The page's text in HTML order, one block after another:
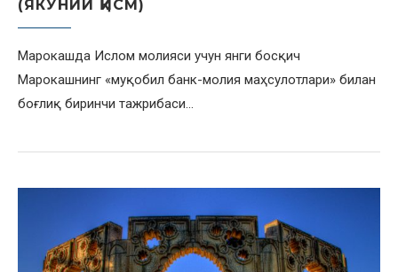
(ЯКУНИЙ ҚИСМ)
Марокашда Ислом молияси учун янги босқич
Марокашнинг «муқобил банк-молия маҳсулотлари» билан
боғлиқ биринчи тажрибаси…